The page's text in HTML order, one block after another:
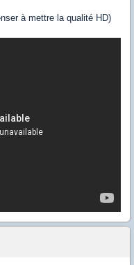
à mettre la qualité HD)